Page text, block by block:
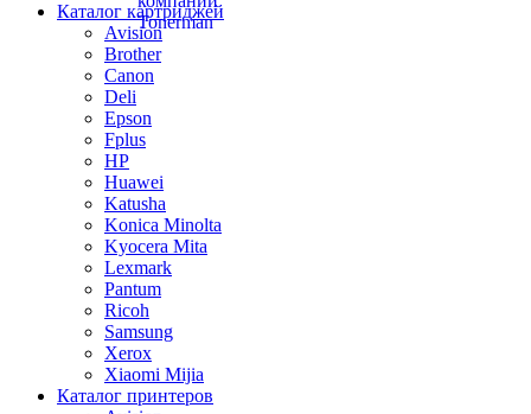
Каталог картриджей
Avision
Brother
Canon
Deli
Epson
Fplus
HP
Huawei
Katusha
Konica Minolta
Kyocera Mita
Lexmark
Pantum
Ricoh
Samsung
Xerox
Xiaomi Mijia
Каталог принтеров